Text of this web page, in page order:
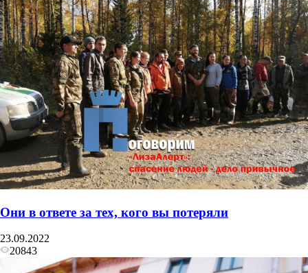
Они в ответе за тех, кого вы потеряли
23.09.2022
20843